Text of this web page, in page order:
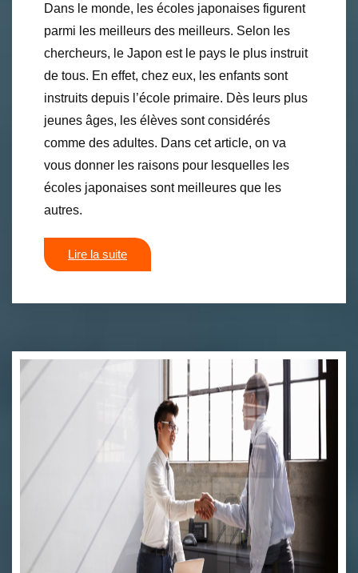
Dans le monde, les écoles japonaises figurent
parmi les meilleurs des meilleurs. Selon les
chercheurs, le Japon est le pays le plus instruit
de tous. En effet, chez eux, les enfants sont
instruits depuis l’école primaire. Dès leurs plus
jeunes âges, les élèves sont considérés
comme des adultes. Dans cet article, on va
vous donner les raisons pour lesquelles les
écoles japonaises sont meilleures que les
autres.
Lire la suite